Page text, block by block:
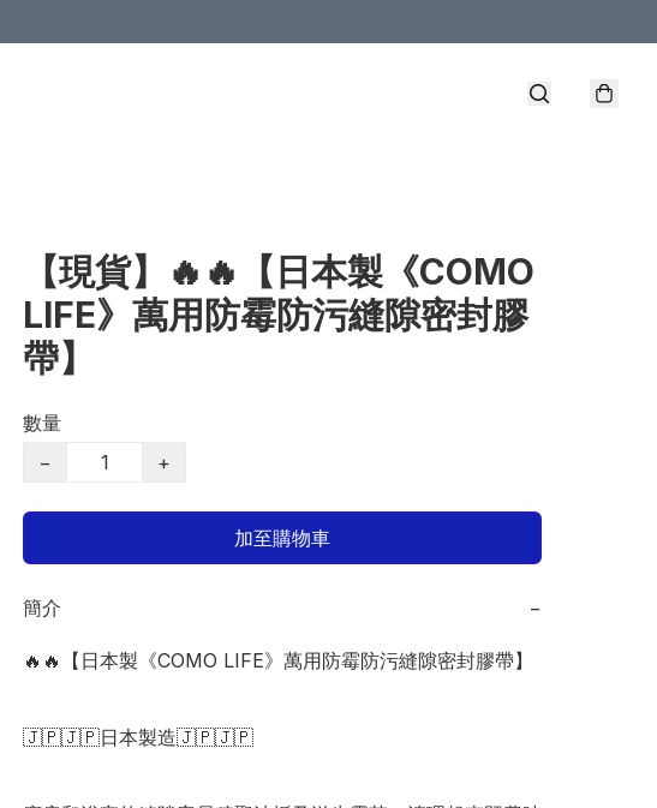
【現貨】🔥🔥【日本製《COMO
LIFE》萬用防霉防污縫隙密封膠
帶】
數量
−
+
加至購物車
簡介 −
🔥🔥【日本製《COMO LIFE》萬用防霉防污縫隙密封膠帶】
🇯🇵🇯🇵日本製造🇯🇵🇯🇵